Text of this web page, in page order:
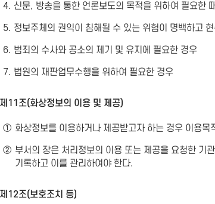
4. 신문, 방송을 통한 언론보도의 목적을 위하여 필요한
5. 정보주체의 권익이 침해될 수 있는 위험이 명백하고
6. 범죄의 수사와 공소의 제기 및 유지에 필요한 경우
7. 법원의 재판업무수행을 위하여 필요한 경우
11조(화상정보의 이용 및 제공)
① 화상정보를 이용하거나 제공받고자 하는 경우 이용
② 부서의 장은 처리정보의 이용 또는 제공을 요청한 기
기록하고 이를 관리하여야 한다.
12조(보호조치 등)